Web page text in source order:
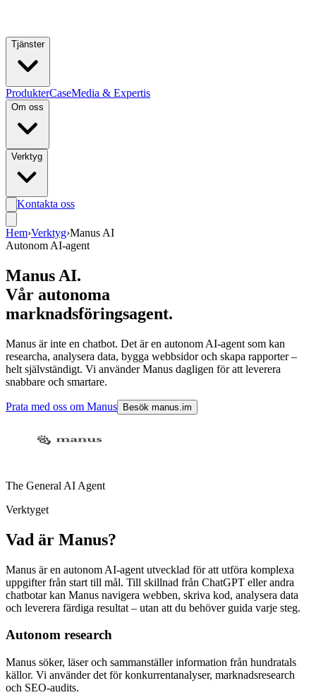
Tjänster
ProdukterCaseMedia & Expertis
Om oss
Verktyg
Kontakta oss
Hem›Verktyg›Manus AI
Autonom AI-agent
Manus AI.
Vår autonoma
marknadsföringsagent.
Manus är inte en chatbot. Det är en autonom AI-agent som kan
researcha, analysera data, bygga webbsidor och skapa rapporter –
helt självständigt. Vi använder Manus dagligen för att leverera
snabbare och smartare.
Prata med oss om Manus Besök manus.im
The General AI Agent
Verktyget
Vad är Manus?
Manus är en autonom AI-agent utvecklad för att utföra komplexa
uppgifter från start till mål. Till skillnad från ChatGPT eller andra
chatbotar kan Manus navigera webben, skriva kod, analysera data
och leverera färdiga resultat – utan att du behöver guida varje steg.
Autonom research
Manus söker, läser och sammanställer information från hundratals
källor. Vi använder det för konkurrentanalyser, marknadsresearch
och SEO-audits.